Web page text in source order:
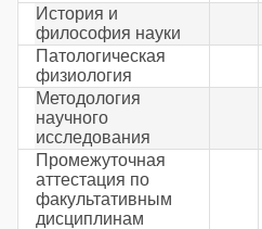
История и
философия науки
Патологическая
физиология
Методология
научного
исследования
Промежуточная
аттестация по
факультативным
дисциплинам